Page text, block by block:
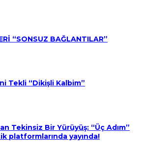
“SONSUZ BAĞLANTILAR”
Tekli “Dikişli Kalbim”
Tekinsiz Bir Yürüyüş: “Üç Adım”
platformlarında yayında!